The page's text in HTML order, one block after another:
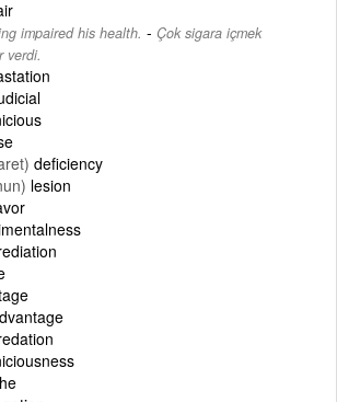
impaired his health. - Çok sigara içmek
verdi.
deficiency
lesion